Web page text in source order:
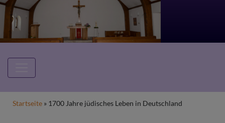
Breadcrumb
Startseite 1700 Jahre jüdisches Leben in Deutschland